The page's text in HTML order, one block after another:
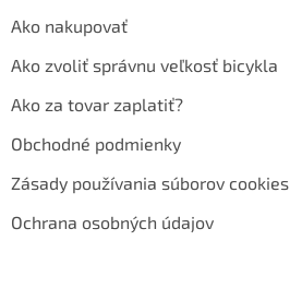
Ako nakupovať
Ako zvoliť správnu veľkosť bicykla
Ako za tovar zaplatiť?
Obchodné podmienky
Zásady používania súborov cookies
Ochrana osobných údajov